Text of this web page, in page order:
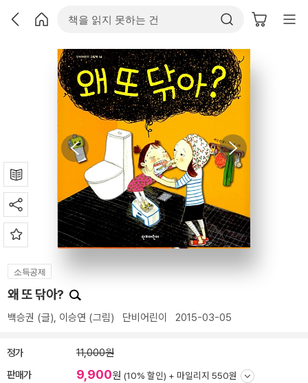
소득공제
왜 또 닦아?
백승권 (글), 이승연 (그림) 단비어린이 2015-03-05
정가 11,000원
판매가 9,900원 (10% 할인) + 마일리지 550원